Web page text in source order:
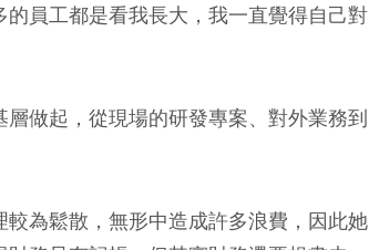
員工都是看我長大，我一直覺得自己對
做起，從現場的研發專案、對外業務到
為鬆散，無形中造成許多浪費，因此她